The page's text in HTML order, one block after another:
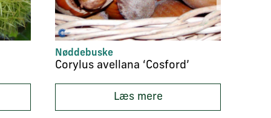
Nøddebuske
Corylus avellana ‘Cosford’
Læs mere